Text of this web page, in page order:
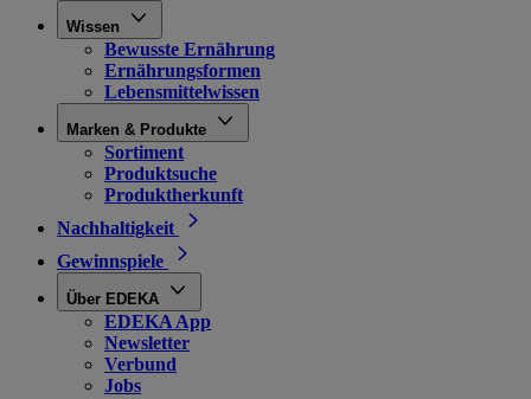
Wissen
Bewusste Ernährung
Ernährungsformen
Lebensmittelwissen
Marken & Produkte
Sortiment
Produktsuche
Produktherkunft
Nachhaltigkeit
Gewinnspiele
Über EDEKA
EDEKA App
Newsletter
Verbund
Jobs